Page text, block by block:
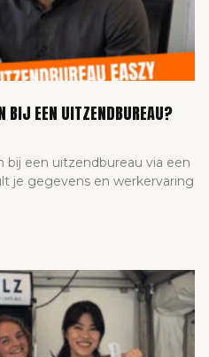
BIJ EEN UITZENDBUREAU?
bij een uitzendbureau via een
je gegevens en werkervaring